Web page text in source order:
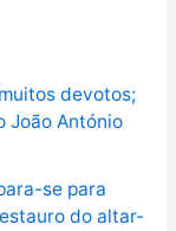
devotos;
João António
se para
do altar-